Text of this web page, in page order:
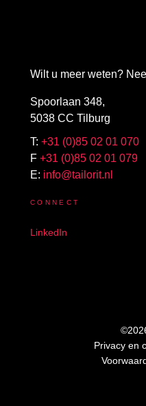
Wilt u meer weten?
Spoorlaan 348,
5038 CC Tilburg
T: +31 (0)85 02 01 070
F +31 (0)85 02 01 079
E: info@tailorit.nl
CONNECT
LinkedIn
Privacy en